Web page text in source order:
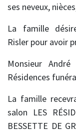
ses neveux,
La famille
Risler pour avoir
Monsieur
Résidences
La famille
salon LES
BESSETTE DE